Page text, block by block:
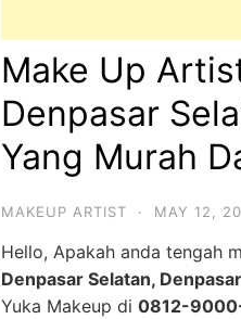
Make Up
Denpasar
Yang Murah
MAKEUP ARTIST · MAY 12,
Hello, Apakah anda tengah
Denpasar Selatan,
Yuka Makeup di 0812-